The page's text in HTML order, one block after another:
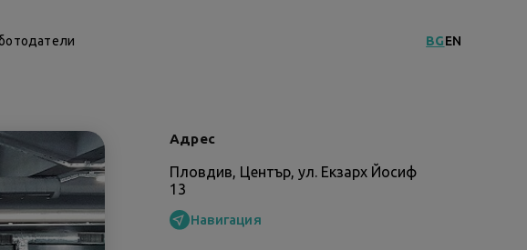
BGEN
Адрес
Пловдив, Център, ул. Екзарх Йосиф
13
Навигация